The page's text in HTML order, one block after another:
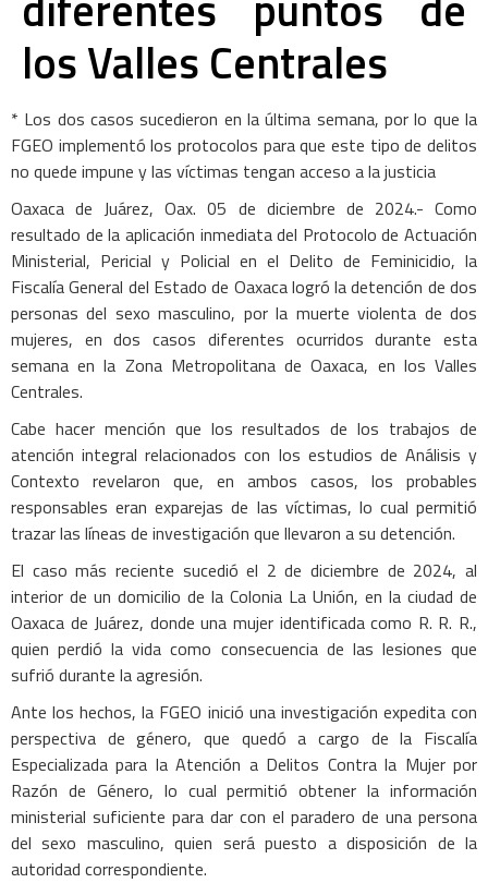
los Valles Centrales
* Los dos casos sucedieron en la última semana, por lo que la
FGEO implementó los protocolos para que este tipo de delitos
no quede impune y las víctimas tengan acceso a la justicia
Oaxaca de Juárez, Oax. 05 de diciembre de 2024.- Como
resultado de la aplicación inmediata del Protocolo de Actuación
Ministerial, Pericial y Policial en el Delito de Feminicidio, la
Fiscalía General del Estado de Oaxaca logró la detención de dos
personas del sexo masculino, por la muerte violenta de dos
mujeres, en dos casos diferentes ocurridos durante esta
semana en la Zona Metropolitana de Oaxaca, en los Valles
Centrales.
Cabe hacer mención que los resultados de los trabajos de
atención integral relacionados con los estudios de Análisis y
Contexto revelaron que, en ambos casos, los probables
responsables eran exparejas de las víctimas, lo cual permitió
trazar las líneas de investigación que llevaron a su detención.
El caso más reciente sucedió el 2 de diciembre de 2024, al
interior de un domicilio de la Colonia La Unión, en la ciudad de
Oaxaca de Juárez, donde una mujer identificada como R. R. R.,
quien perdió la vida como consecuencia de las lesiones que
sufrió durante la agresión.
Ante los hechos, la FGEO inició una investigación expedita con
perspectiva de género, que quedó a cargo de la Fiscalía
Especializada para la Atención a Delitos Contra la Mujer por
Razón de Género, lo cual permitió obtener la información
ministerial suficiente para dar con el paradero de una persona
del sexo masculino, quien será puesto a disposición de la
autoridad correspondiente.